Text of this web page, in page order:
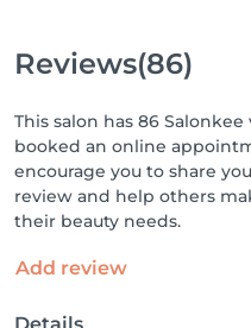
Reviews(86)
This salon has 86
booked an online
encourage you to share
review and help others
their beauty needs.
Add review